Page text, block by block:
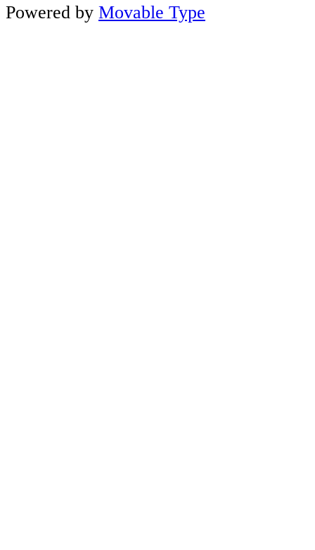
Powered by Movable Type